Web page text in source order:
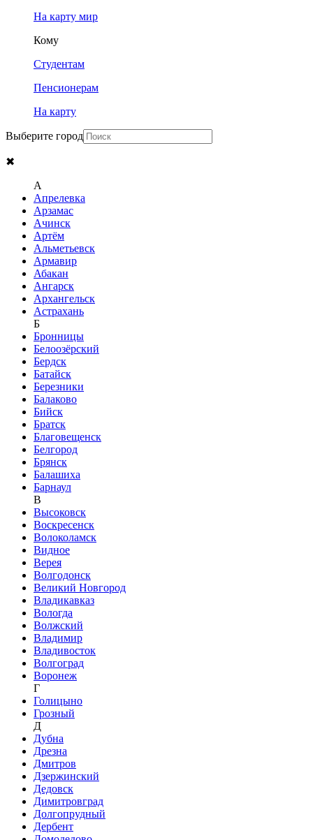
На карту мир
Кому
Студентам
Пенсионерам
На карту
Выберите город
✖
A
Апрелевка
Арзамас
Ачинск
Артём
Альметьевск
Армавир
Абакан
Ангарск
Архангельск
Астрахань
Б
Бронницы
Белоозёрский
Бердск
Батайск
Березники
Балаково
Бийск
Братск
Благовещенск
Белгород
Брянск
Балашиха
Барнаул
В
Высоковск
Воскресенск
Волоколамск
Видное
Верея
Волгодонск
Великий Новгород
Владикавказ
Вологда
Волжский
Владимир
Владивосток
Волгоград
Воронеж
Г
Голицыно
Грозный
Д
Дубна
Дрезна
Дмитров
Дзержинский
Дедовск
Димитровград
Долгопрудный
Дербент